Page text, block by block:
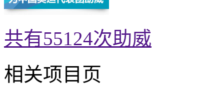
共有55124次助威
相关项目页